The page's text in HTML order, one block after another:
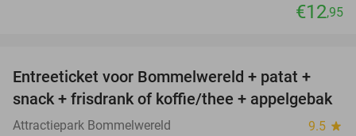
€12,95
23%
Entreeticket voor Bommelwereld + patat +
snack + frisdrank of koffie/thee + appelgebak
Attractiepark Bommelwereld 9.5 star